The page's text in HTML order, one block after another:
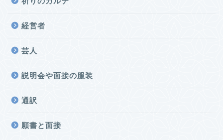
経営者
芸人
説明会や面接の服装
通訳
願書と面接